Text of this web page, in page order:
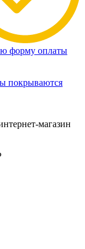
форму оплаты
покрываются
магазин